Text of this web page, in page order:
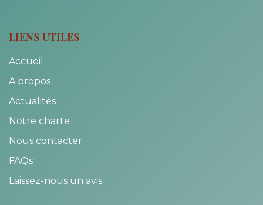
LIENS UTILES
Accueil
A propos
Actualités
Notre charte
Nous contacter
FAQs
Laissez-nous un avis